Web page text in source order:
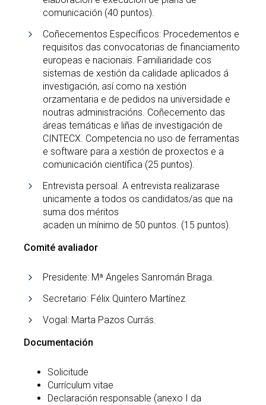
comunicación (40 puntos).
Coñecementos Específicos: Procedementos e
requisitos das convocatorias de financiamento
europeas e nacionais. Familiaridade cos
sistemas de xestión da calidade aplicados á
investigación, así como na xestión
orzamentaria e de pedidos na universidade e
noutras administracións. Coñecemento das
áreas temáticas e liñas de investigación de
CINTECX. Competencia no uso de ferramentas
e software para a xestión de proxectos e a
comunicación científica (25 puntos).
Entrevista persoal. A entrevista realizarase
unicamente a todos os candidatos/as que na
suma dos méritos
acaden un mínimo de 50 puntos. (15 puntos).
Comité avaliador
Presidente: Mª Angeles Sanromán Braga.
Secretario: Félix Quintero Martínez.
Vogal: Marta Pazos Currás.
Documentación
Solicitude
Currículum vitae
Declaración responsable (anexo I da